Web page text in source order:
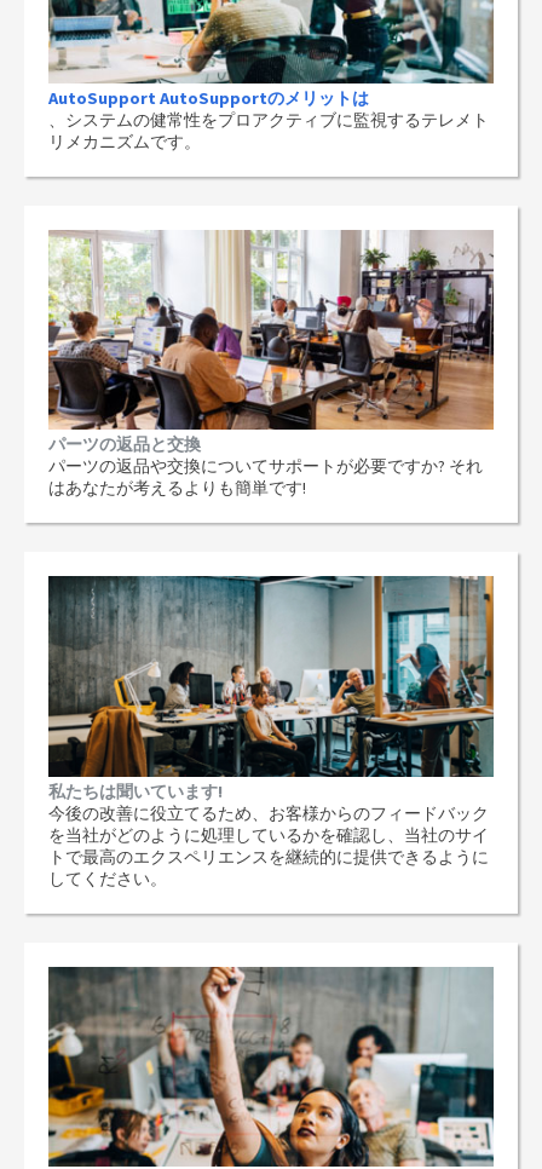
AutoSupport AutoSupportのメリットは
、システムの健常性をプロアクティブに監視するテレメト
リメカニズムです。
パーツの返品と交換
パーツの返品や交換についてサポートが必要ですか? それ
はあなたが考えるよりも簡単です!
私たちは聞いています!
今後の改善に役立てるため、お客様からのフィードバック
を当社がどのように処理しているかを確認し、当社のサイ
トで最高のエクスペリエンスを継続的に提供できるように
してください。